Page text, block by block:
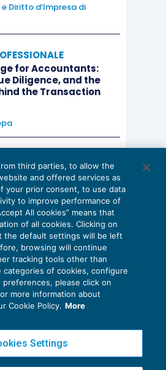
Diritto d’Impresa di
for Accountants:
Diligence, and the
the Transaction
professionali: le
eStefano Dovier
Policy
Cookie Policy
third parties, to allow the
and offered services as
your prior consent, to use data
to improve performance of
All cookies” means that
of all cookies. Clicking on
the default settings will be left
browsing will continue
tracking tools other than
categories of cookies, configure
please click on
more information about
Cookie Policy. More
Settings